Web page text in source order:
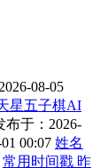
08-05
星五子棋AI
布于：2026-
00:07 姓名
常用时间戳 昨